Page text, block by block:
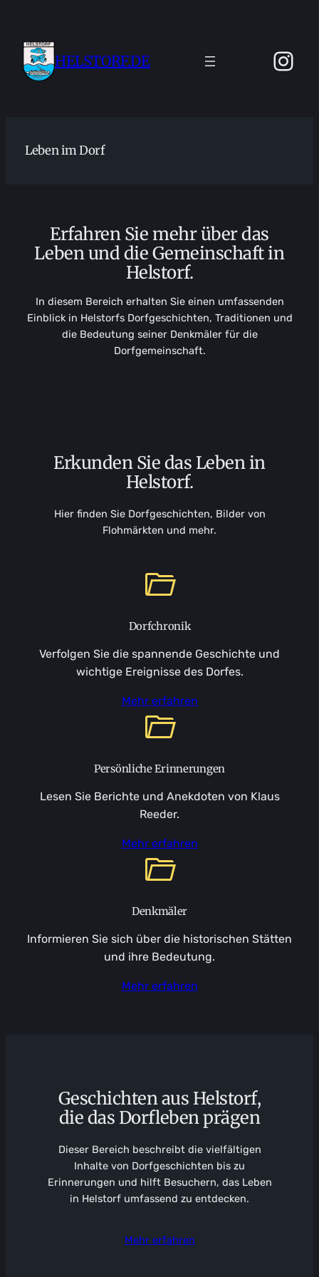
springen
HELSTORF.DE
Leben im Dorf
Erfahren Sie mehr über das
Leben und die Gemeinschaft in
Helstorf.
In diesem Bereich erhalten Sie einen umfassenden
Einblick in Helstorfs Dorfgeschichten, Traditionen und
die Bedeutung seiner Denkmäler für die
Dorfgemeinschaft.
Erkunden Sie das Leben in
Helstorf.
Hier finden Sie Dorfgeschichten, Bilder von
Flohmärkten und mehr.
Dorfchronik
Verfolgen Sie die spannende Geschichte und
wichtige Ereignisse des Dorfes.
Mehr erfahren
Persönliche Erinnerungen
Lesen Sie Berichte und Anekdoten von Klaus
Reeder.
Mehr erfahren
Denkmäler
Informieren Sie sich über die historischen Stätten
und ihre Bedeutung.
Mehr erfahren
Geschichten aus Helstorf,
die das Dorfleben prägen
Dieser Bereich beschreibt die vielfältigen
Inhalte von Dorfgeschichten bis zu
Erinnerungen und hilft Besuchern, das Leben
in Helstorf umfassend zu entdecken.
Mehr erfahren